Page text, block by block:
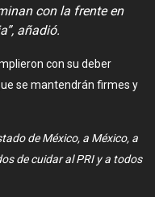
con la frente en
añadió.
con su deber
se mantendrán firmes y
de México, a México, a
de cuidar al PRI y a todos